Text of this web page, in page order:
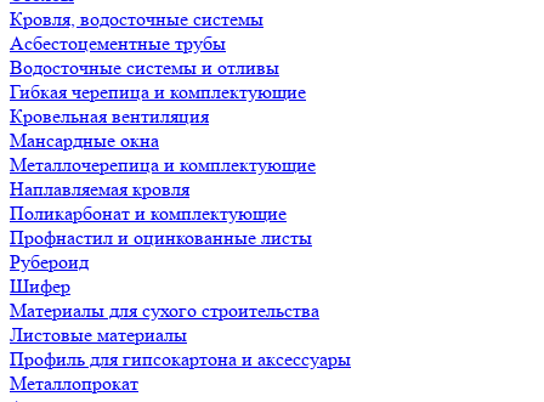
Кровля, водосточные системы
Асбестоцементные трубы
Водосточные системы и отливы
Гибкая черепица и комплектующие
Кровельная вентиляция
Мансардные окна
Металлочерепица и комплектующие
Наплавляемая кровля
Поликарбонат и комплектующие
Профнастил и оцинкованные листы
Рубероид
Шифер
Материалы для сухого строительства
Листовые материалы
Профиль для гипсокартона и аксессуары
Металлопрокат